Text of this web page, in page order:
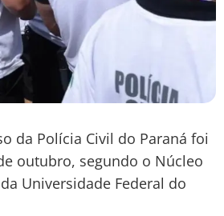
da Polícia Civil do Paraná foi
outubro, segundo o Núcleo
Universidade Federal do